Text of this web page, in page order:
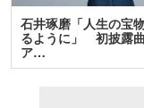
石井琢磨「人生の宝
るように」 初披露
ア…